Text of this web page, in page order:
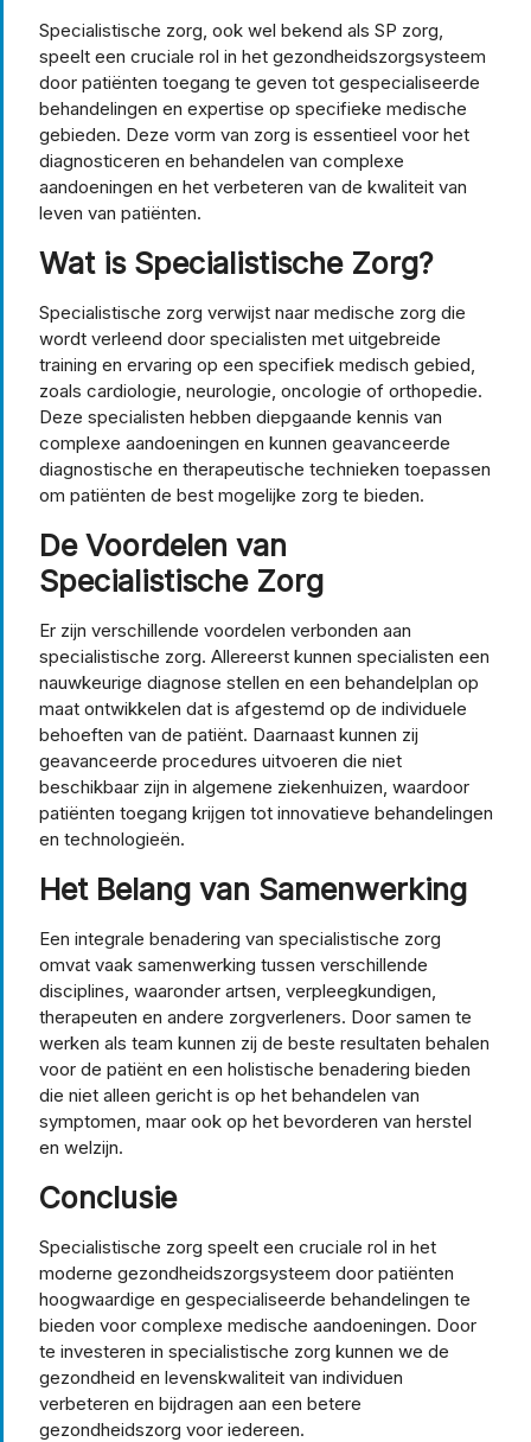
Specialistische zorg, ook wel bekend als SP zorg,
speelt een cruciale rol in het gezondheidszorgsysteem
door patiënten toegang te geven tot gespecialiseerde
behandelingen en expertise op specifieke medische
gebieden. Deze vorm van zorg is essentieel voor het
diagnosticeren en behandelen van complexe
aandoeningen en het verbeteren van de kwaliteit van
leven van patiënten.
Wat is Specialistische Zorg?
Specialistische zorg verwijst naar medische zorg die
wordt verleend door specialisten met uitgebreide
training en ervaring op een specifiek medisch gebied,
zoals cardiologie, neurologie, oncologie of orthopedie.
Deze specialisten hebben diepgaande kennis van
complexe aandoeningen en kunnen geavanceerde
diagnostische en therapeutische technieken toepassen
om patiënten de best mogelijke zorg te bieden.
De Voordelen van
Specialistische Zorg
Er zijn verschillende voordelen verbonden aan
specialistische zorg. Allereerst kunnen specialisten een
nauwkeurige diagnose stellen en een behandelplan op
maat ontwikkelen dat is afgestemd op de individuele
behoeften van de patiënt. Daarnaast kunnen zij
geavanceerde procedures uitvoeren die niet
beschikbaar zijn in algemene ziekenhuizen, waardoor
patiënten toegang krijgen tot innovatieve behandelingen
en technologieën.
Het Belang van Samenwerking
Een integrale benadering van specialistische zorg
omvat vaak samenwerking tussen verschillende
disciplines, waaronder artsen, verpleegkundigen,
therapeuten en andere zorgverleners. Door samen te
werken als team kunnen zij de beste resultaten behalen
voor de patiënt en een holistische benadering bieden
die niet alleen gericht is op het behandelen van
symptomen, maar ook op het bevorderen van herstel
en welzijn.
Conclusie
Specialistische zorg speelt een cruciale rol in het
moderne gezondheidszorgsysteem door patiënten
hoogwaardige en gespecialiseerde behandelingen te
bieden voor complexe medische aandoeningen. Door
te investeren in specialistische zorg kunnen we de
gezondheid en levenskwaliteit van individuen
verbeteren en bijdragen aan een betere
gezondheidszorg voor iedereen.